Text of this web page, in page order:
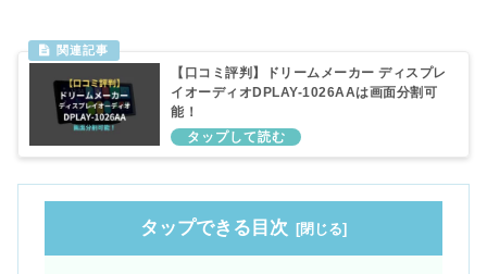
【口コミ評判】ドリームメーカー ディスプレ
イオーディオDPLAY-1026AAは画面分割可
能！
タップできる目次